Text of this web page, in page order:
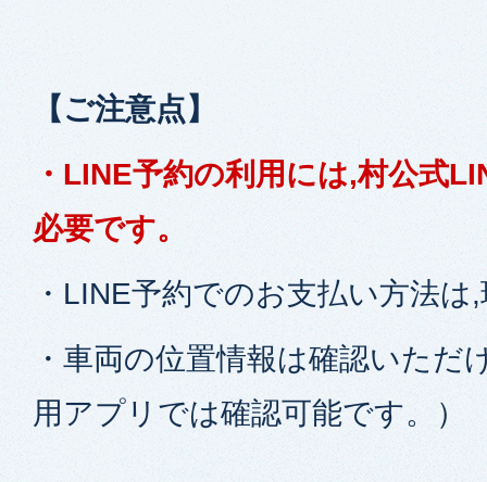
【ご注意点】
・LINE予約の利用には,村公式
必要です。
・LINE予約でのお支払い方法
・車両の位置情報は確認いただ
用アプリでは確認可能です。）